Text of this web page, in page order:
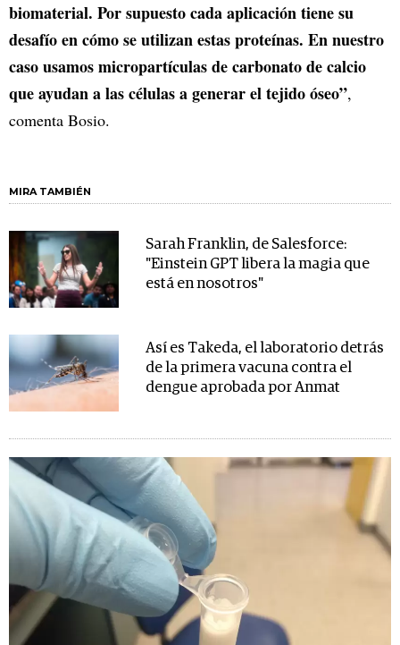
biomaterial. Por supuesto cada aplicación tiene su
desafío en cómo se utilizan estas proteínas. En nuestro
caso usamos micropartículas de carbonato de calcio
que ayudan a las células a generar el tejido óseo”,
comenta Bosio.
MIRA TAMBIÉN
Sarah Franklin, de Salesforce:
"Einstein GPT libera la magia que
está en nosotros"
Así es Takeda, el laboratorio detrás
de la primera vacuna contra el
dengue aprobada por Anmat